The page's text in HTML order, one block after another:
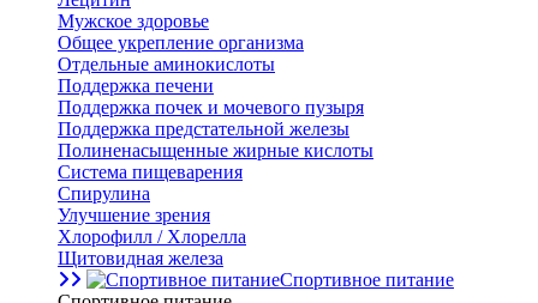
Мужское здоровье
Общее укрепление организма
Отдельные аминокислоты
Поддержка печени
Поддержка почек и мочевого пузыря
Поддержка предстательной железы
Полиненасыщенные жирные кислоты
Система пищеварения
Спирулина
Улучшение зрения
Хлорофилл / Хлорелла
Щитовидная железа
Спортивное питание